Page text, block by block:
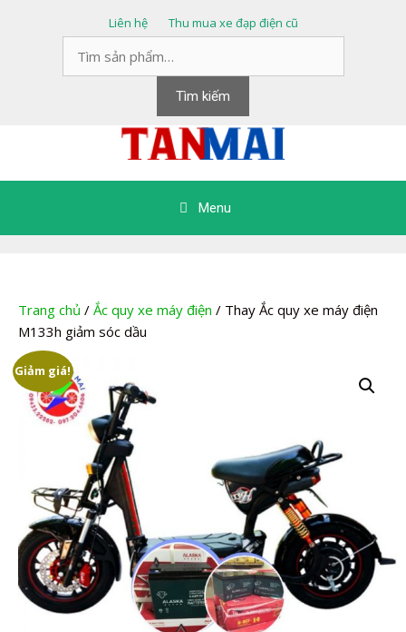
Liên hệ
Thu mua xe đạp điện cũ
kiếm:
Tìm kiếm
Menu
Trang chủ / Ắc quy xe máy điện / Thay Ắc quy xe máy điện
M133h giảm sóc dầu
Giảm giá!